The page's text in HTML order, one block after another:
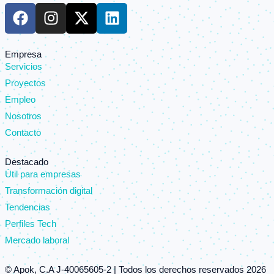
F
a
c
e
b
o
o
k
I
n
s
t
a
g
r
a
m
X
-
t
w
i
t
t
e
r
L
i
n
k
e
d
i
n
Empresa
Servicios
Proyectos
Empleo
Nosotros
Contacto
Destacado
Útil para empresas
Transformación digital
Tendencias
Perfiles Tech
Mercado laboral
© Apok, C.A J-40065605-2 | Todos los derechos reservados 2026